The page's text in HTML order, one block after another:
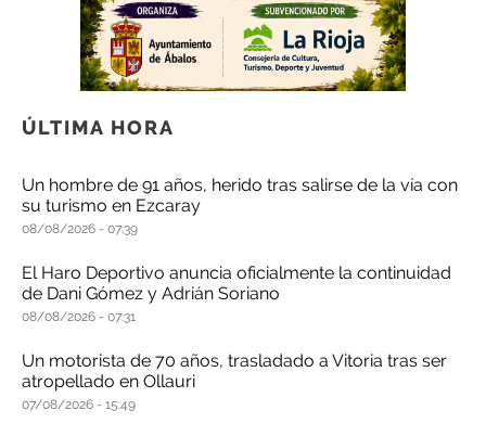
ÚLTIMA HORA
Un hombre de 91 años, herido tras salirse de la vía con
su turismo en Ezcaray
08/08/2026 07:39
El Haro Deportivo anuncia oficialmente la continuidad
de Dani Gómez y Adrián Soriano
08/08/2026 07:31
Un motorista de 70 años, trasladado a Vitoria tras ser
atropellado en Ollauri
07/08/2026 15:49